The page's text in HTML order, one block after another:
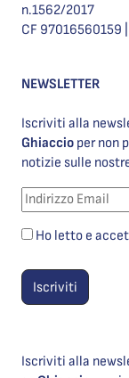
n.1562/2017
CF 97016560159
NEWSLETTER
Iscriviti alla
Ghiaccio per non
notizie sulle
Ho letto e
Iscriviti alla